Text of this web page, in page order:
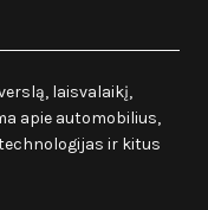
laisvalaikį,
apie automobilius,
ir kitus